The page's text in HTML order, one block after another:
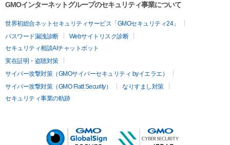
GMOインターネットグループのセキュリティ事業について
世界初総合ネットセキュリティサービス「GMOセキュリティ24」
パスワード漏洩診断
Webサイトリスク診断
セキュリティ相談AIチャットボット
実在証明・盗聴対策
サイバー攻撃対策（GMOサイバーセキュリティ byイエラエ）
サイバー攻撃対策（GMO Flatt Security）
なりすまし対策
セキュリティ事業の軌跡